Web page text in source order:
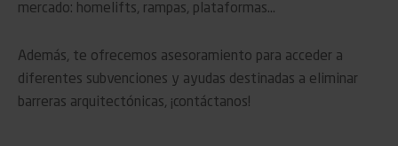
mercado: homelifts, rampas, plataformas…
Además, te ofrecemos asesoramiento para acceder a
diferentes subvenciones y ayudas destinadas a eliminar
barreras arquitectónicas, ¡contáctanos!